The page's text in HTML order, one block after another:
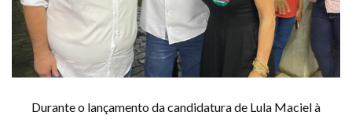
Durante o lançamento da candidatura de Lula Maciel à